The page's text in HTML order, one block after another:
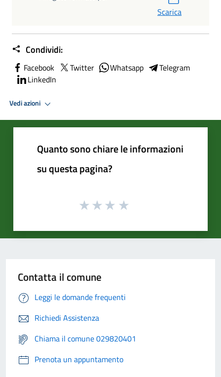
Scarica
Condividi:
Facebook Twitter Whatsapp
Telegram
LinkedIn
Vedi azioni
Quanto sono chiare le informazioni
su questa pagina?
Contatta il comune
Leggi le domande frequenti
Richiedi Assistenza
Chiama il comune 029820401
Prenota un appuntamento